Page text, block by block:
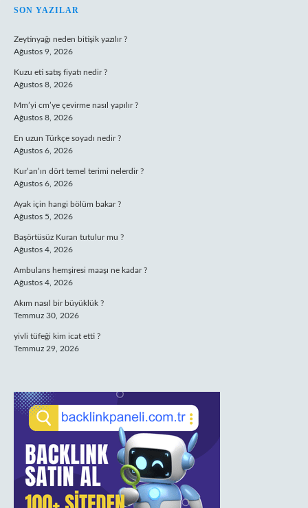
SIDEBAR
SON YAZILAR
Zeytinyağı neden bitişik yazılır ?
Ağustos 9, 2026
Kuzu eti satış fiyatı nedir ?
Ağustos 8, 2026
Mm’yi cm’ye çevirme nasıl yapılır ?
Ağustos 8, 2026
En uzun Türkçe soyadı nedir ?
Ağustos 6, 2026
Kur’an’ın dört temel terimi nelerdir ?
Ağustos 6, 2026
Ayak için hangi bölüm bakar ?
Ağustos 5, 2026
Başörtüsüz Kuran tutulur mu ?
Ağustos 4, 2026
Ambulans hemşiresi maaşı ne kadar ?
Ağustos 4, 2026
Akım nasıl bir büyüklük ?
Temmuz 30, 2026
yivli tüfeği kim icat etti ?
Temmuz 29, 2026